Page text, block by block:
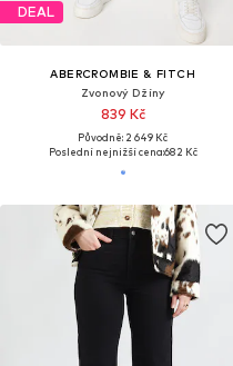
DEAL
ABERCROMBIE & FITCH
Zvonový Džíny
839 Kč
Původně: 2 649 Kč
Poslední nejnižší cena:682 Kč